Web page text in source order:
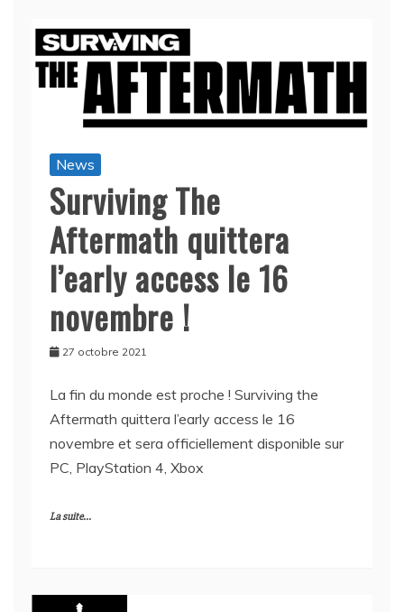
News
Surviving The
Aftermath quittera
l’early access le 16
novembre !
27 octobre 2021
La fin du monde est proche ! Surviving the
Aftermath quittera l’early access le 16
novembre et sera officiellement disponible sur
PC, PlayStation 4, Xbox
La suite...